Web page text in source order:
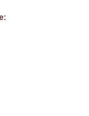
: